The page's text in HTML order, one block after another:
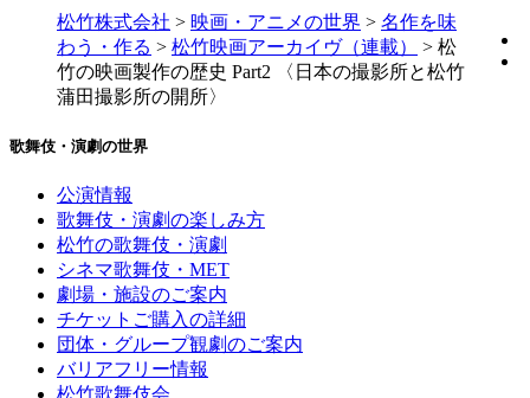
松竹株式会社 > 映画・アニメの世界 > 名作を味
わう・作る > 松竹映画アーカイヴ（連載） > 松
竹の映画製作の歴史 Part2 〈日本の撮影所と松竹
蒲田撮影所の開所〉
歌舞伎・演劇の世界
公演情報
歌舞伎・演劇の楽しみ方
松竹の歌舞伎・演劇
シネマ歌舞伎・MET
劇場・施設のご案内
チケットご購入の詳細
団体・グループ観劇のご案内
バリアフリー情報
松竹歌舞伎会